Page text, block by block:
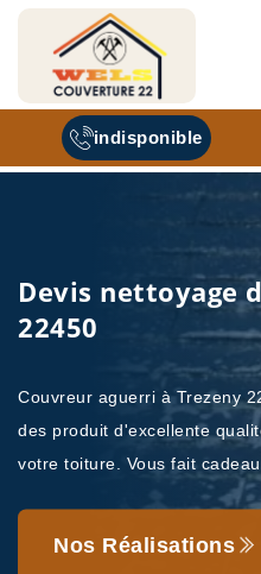
indisponible
Devis nettoyage
22450
Couvreur aguerri à Trezeny
des produit d'excellente
votre toiture. Vous fait
Nos Réalisations